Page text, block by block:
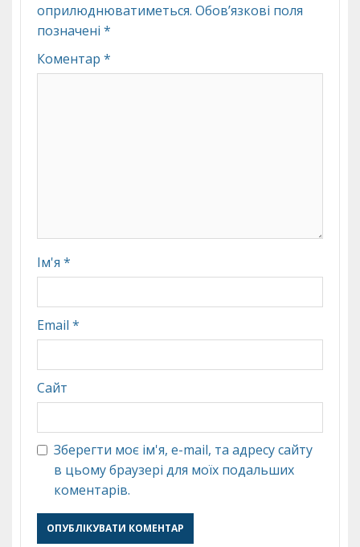
оприлюднюватиметься. Обов’язкові поля
позначені *
Коментар *
Ім'я *
Email *
Сайт
Зберегти моє ім'я, e-mail, та адресу сайту
в цьому браузері для моїх подальших
коментарів.